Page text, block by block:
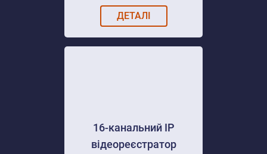
Q1
ДЕТАЛІ
16-канальний IP
відеореєстратор